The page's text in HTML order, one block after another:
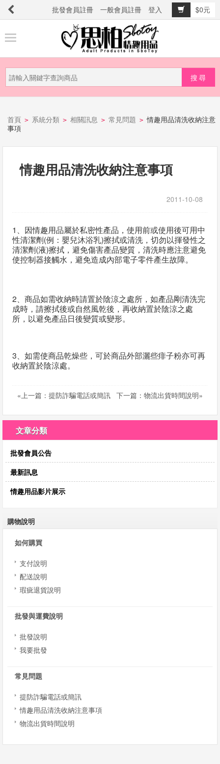
批發會員註冊 一般會員註冊 登入
$0元
品
新
上
話
或
簡
批
發
首頁 > 系統分類 > 相關訊息 > 常見問題 > 情趣用品清洗收納注意
事項
情趣用品清洗收納注意事項
2011-10-08
1、因情趣用品屬於私密性產品，使用前或使用後可用中
性清潔劑(例：嬰兒沐浴乳)擦拭或清洗，切勿以揮發性之
清潔劑(液)擦拭，避免傷害產品變質，清洗時應注意避免
使控制器接觸水，避免造成內部電子零件產生故障。
2、商品如需收納時請置於陰涼之處所，如產品剛清洗完
成時，請擦拭後或自然風乾後，再收納置於陰涼之處
所，以避免產品日後變質或變形。
3、如需使商品乾燥些，可於商品外部灑些痱子粉亦可再
收納置於陰涼處。
«上一篇：提防詐騙電話或簡訊 下一篇：物流出貨時間說明»
文章分類
批發會員公告
最新訊息
情趣用品影片展示
購物說明
如何購買
支付說明
配送說明
瑕疵退貨說明
批發與運費說明
批發說明
我要批發
常見問題
提防詐騙電話或簡訊
情趣用品清洗收納注意事項
物流出貨時間說明